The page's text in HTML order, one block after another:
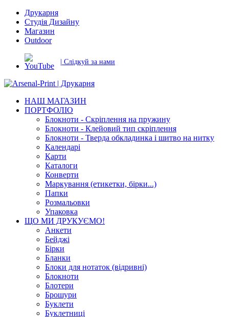
Друкарня
Студія Дизайну
Магазин
Outdoor
| Слідкуй за нами
НАШ МАГАЗИН
ПОРТФОЛІО
Блокноти - Скріплення на пружину
Блокноти - Клейовий тип скріплення
Блокноти - Тверда обкладинка і шитво на нитку
Календарі
Карти
Каталоги
Конверти
Маркування (етикетки, бірки...)
Папки
Розмальовки
Упаковка
ЩО МИ ДРУКУЄМО!
Анкети
Бейджі
Бірки
Бланки
Блоки для нотаток (відривні)
Блокноти
Блотери
Брошури
Буклети
Буклетниці